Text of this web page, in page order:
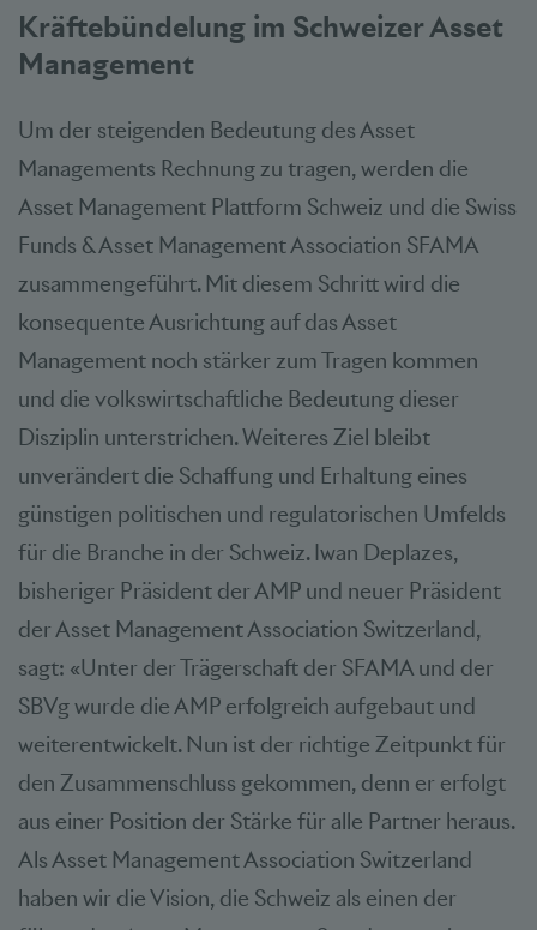
Kräftebündelung im Schweizer Asset
Management
Um der steigenden Bedeutung des Asset
Managements Rechnung zu tragen, werden die
Asset Management Plattform Schweiz und die Swiss
Funds & Asset Management Association SFAMA
zusammengeführt. Mit diesem Schritt wird die
konsequente Ausrichtung auf das Asset
Management noch stärker zum Tragen kommen
und die volkswirtschaftliche Bedeutung dieser
Disziplin unterstrichen. Weiteres Ziel bleibt
unverändert die Schaffung und Erhaltung eines
günstigen politischen und regulatorischen Umfelds
für die Branche in der Schweiz. Iwan Deplazes,
bisheriger Präsident der AMP und neuer Präsident
der Asset Management Association Switzerland,
sagt: «Unter der Trägerschaft der SFAMA und der
SBVg wurde die AMP erfolgreich aufgebaut und
weiterentwickelt. Nun ist der richtige Zeitpunkt für
den Zusammenschluss gekommen, denn er erfolgt
aus einer Position der Stärke für alle Partner heraus.
Als Asset Management Association Switzerland
haben wir die Vision, die Schweiz als einen der